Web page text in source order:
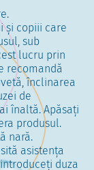
și copiii care
sub
lucru prin
recomandă
înclinarea
de
înaltă. Apăsați
produsul.
nară.
asistența
duza